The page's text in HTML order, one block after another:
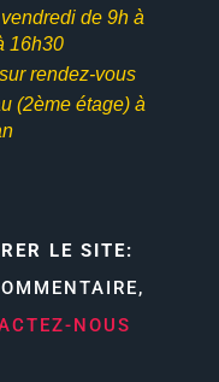
de 9h à
16h30
rendez-vous
(2ème étage) à
LE SITE:
NOUS